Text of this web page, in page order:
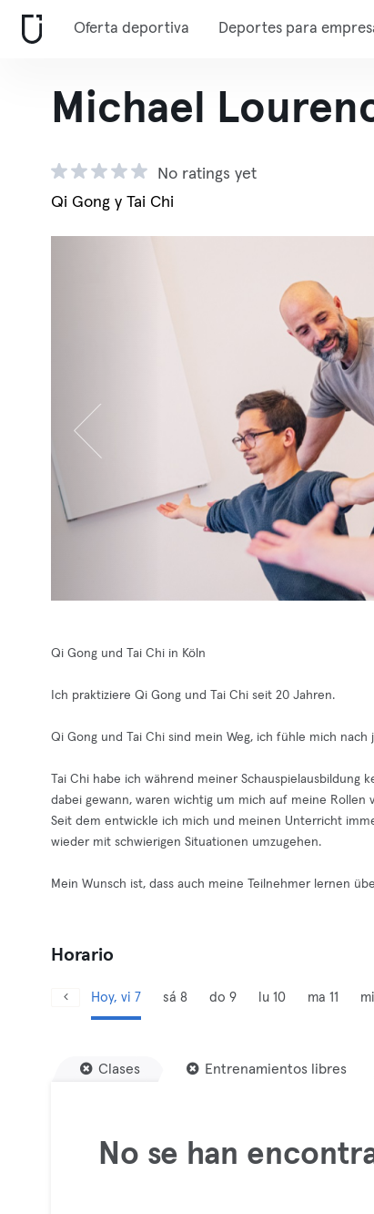
Oferta deportiva Deportes para
Michael
No ratings yet
Qi Gong y Tai Chi
Qi Gong und Tai Chi in Köln
Ich praktiziere Qi Gong und Tai Chi seit 20 Jahren.
Qi Gong und Tai Chi sind mein Weg, ich fühle mich
Tai Chi habe ich während meiner
dabei gewann, waren wichtig um mich auf meine Rollen
Seit dem entwickle ich mich und meinen Unterricht
wieder mit schwierigen Situationen umzugehen.
Mein Wunsch ist, dass auch meine Teilnehmer lernen
Horario
Hoy, vi 7 sá 8 do 9 lu 10 ma 11
Clases Entrenamientos libres
No se han